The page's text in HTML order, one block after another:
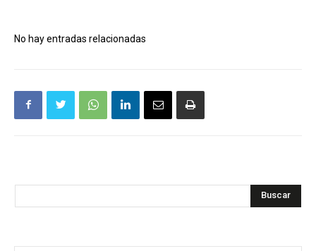
No hay entradas relacionadas
Buscar